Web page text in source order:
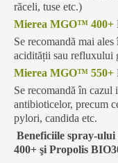
răceli, tuse etc.)
Mierea MGO™ 400+
Se recomandă mai
acidității sau refluxului
Mierea MGO™ 550+
Se recomandă în cazul
antibioticelor, precum
pylori, candida etc.
Beneficiile spray-
400+ şi Propolis